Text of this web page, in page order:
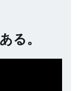
る。